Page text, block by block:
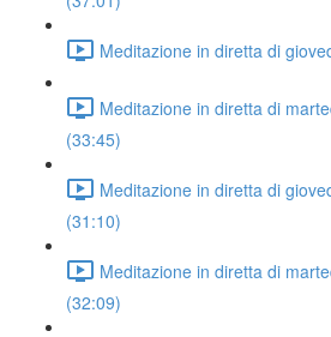
Meditazione in diretta di
Meditazione in diretta di
(33:45)
Meditazione in diretta di
(31:10)
Meditazione in diretta di
(32:09)